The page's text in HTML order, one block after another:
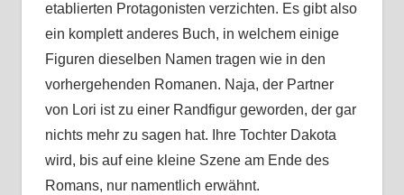
etablierten Protagonisten verzichten. Es gibt also
ein komplett anderes Buch, in welchem einige
Figuren dieselben Namen tragen wie in den
vorhergehenden Romanen. Naja, der Partner
von Lori ist zu einer Randfigur geworden, der gar
nichts mehr zu sagen hat. Ihre Tochter Dakota
wird, bis auf eine kleine Szene am Ende des
Romans, nur namentlich erwähnt.